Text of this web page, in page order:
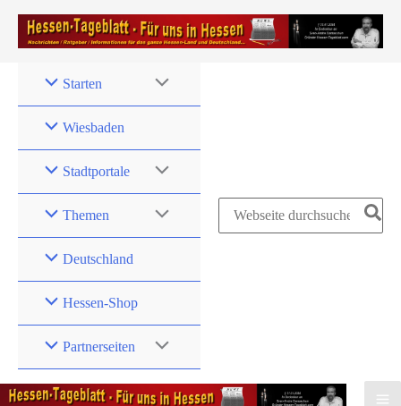
Zum
Inhalt
Starten
Wiesbaden
Stadtportale
Themen
Deutschland
Hessen-Shop
Partnerseiten
Search